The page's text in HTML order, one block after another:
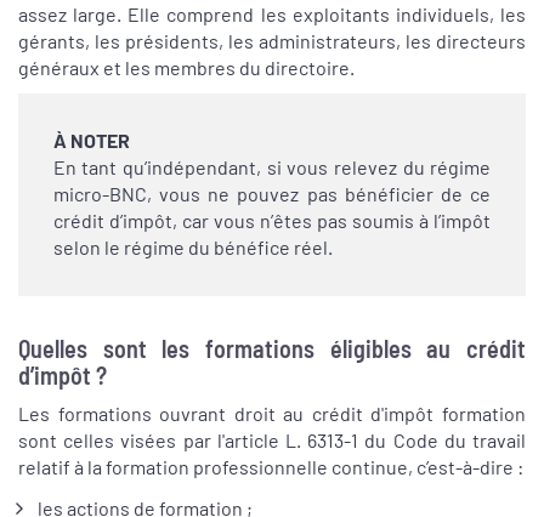
assez large. Elle comprend les exploitants individuels, les
gérants, les présidents, les administrateurs, les directeurs
généraux et les membres du directoire.
À NOTER
En tant qu’indépendant, si vous relevez du régime
micro-BNC, vous ne pouvez pas bénéficier de ce
crédit d’impôt, car vous n’êtes pas soumis à l’impôt
selon le régime du bénéfice réel.
Quelles sont les formations éligibles au crédit
d’impôt ?
Les formations ouvrant droit au crédit d'impôt formation
sont celles visées par l'article L. 6313-1 du Code du travail
relatif à la formation professionnelle continue, c’est-à-dire :
les actions de formation ;